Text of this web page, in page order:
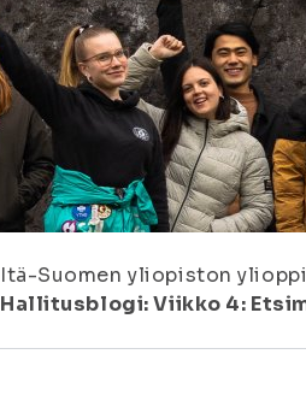
Itä-Suomen yliopiston
Hallitusblogi: Viikko 4: